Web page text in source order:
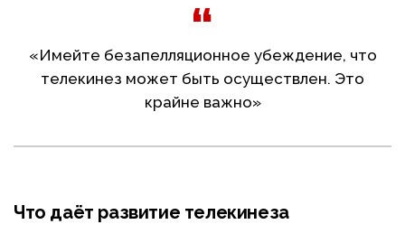
«Имейте безапелляционное убеждение, что
телекинез может быть осуществлен. Это
крайне важно»
Что даёт развитие телекинеза